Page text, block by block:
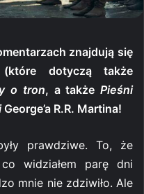
znajdują się
(które dotyczą także
o tron, a także Pieśni
George’a R.R. Martina!
prawdziwe. To, że
widziałem parę dni
mnie nie zdziwiło. Ale